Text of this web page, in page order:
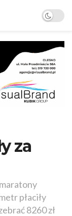
za
płaciły
8260 zł